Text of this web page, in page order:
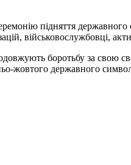
підняття державного
військовослужбовці,
боротьбу за свою
жовтого державного